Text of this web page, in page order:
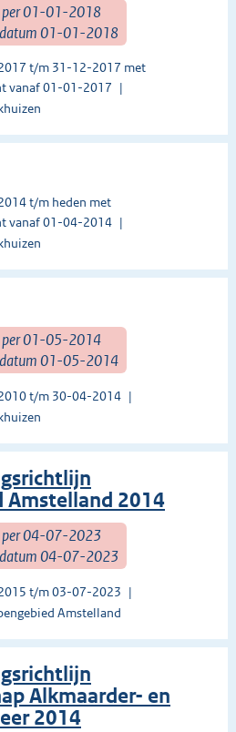
per 01-01-2018
01-01-2018
t/m 31-12-2017 met
vanaf 01-01-2017
t/m heden met
vanaf 01-04-2014
per 01-05-2014
01-05-2014
t/m 30-04-2014
Amstelland 2014
per 04-07-2023
04-07-2023
t/m 03-07-2023
Amstelland
Alkmaarder- en
2014